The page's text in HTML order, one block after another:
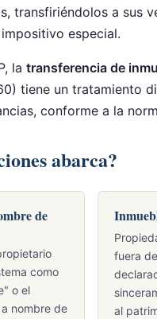
transfiriéndolos a sus
especial.
la transferencia de
tiene un tratamiento
conforme a la
abarca?
de
como
o el
nombre de
fuera
al